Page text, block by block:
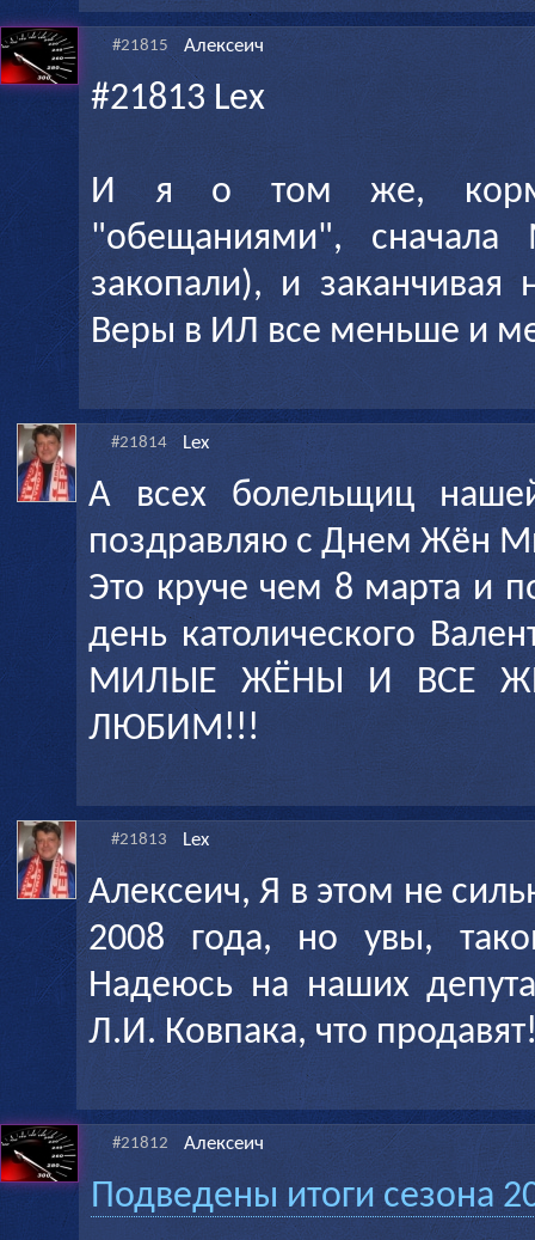
#21815 Алексеич
#21813 Lex
И я о том же,
"обещаниями", сначала
закопали), и заканчивая
Веры в ИЛ все меньше и
#21814 Lex
А всех болельщиц
поздравляю с Днем Жён
Это круче чем 8 марта и
день католического
МИЛЫЕ ЖЁНЫ И ВСЕ
ЛЮБИМ!!!
#21813 Lex
Алексеич, Я в этом не
2008 года, но увы,
Надеюсь на наших
Л.И. Ковпака, что
#21812 Алексеич
Подведены итоги сезона